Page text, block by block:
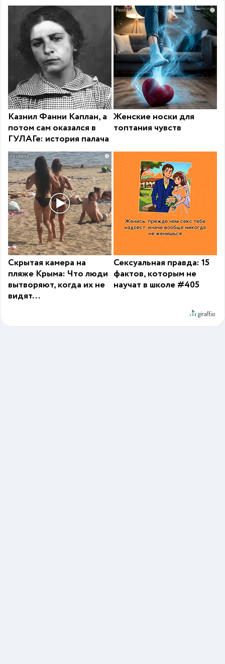
Казнил Фанни Каплан, а
потом сам оказался в
ГУЛАГе: история палача
i
Женские носки для
топтания чувств
i
Скрытая камера на
пляже Крыма: Что люди
вытворяют, когда их не
видят...
Сексуальная правда: 15
фактов, которым не
научат в школе #405